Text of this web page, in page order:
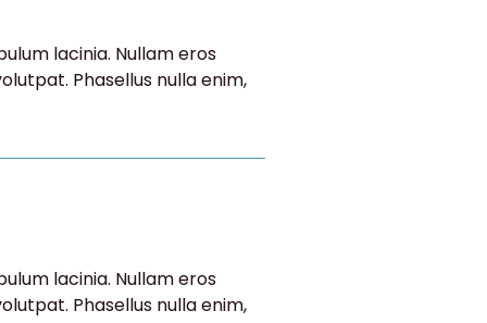
lacinia. Nullam eros
Phasellus nulla enim,
lacinia. Nullam eros
Phasellus nulla enim,